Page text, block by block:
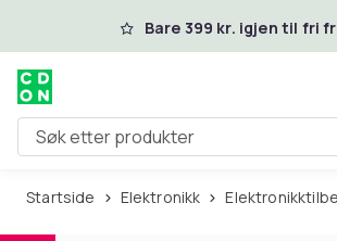
Hopp til hovedinnholdBare 399 kr. igjen til fri
Søk etter produkter
Startside Elektronikk